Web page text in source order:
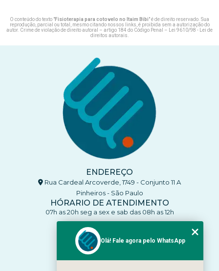
O conteúdo do texto "Fisioterapia para cotovelo no Itaim Bibi" é de direito reservado. Sua
reprodução, parcial ou total, mesmo citando nossos links, é proibida sem a autorização do
autor. Crime de violação de direito autoral – artigo 184 do Código Penal – Lei 9610/98 - Lei de
direitos autorais.
ENDEREÇO
Rua Cardeal Arcoverde, 1749 - Conjunto 11 A
Pinheiros - São Paulo
HÓRARIO DE ATENDIMENTO
07h as 20h seg a sex e sab das 08h as 12h
CONTATO
(11) 93770-4137
(11) 93770-4137
clinicaenleva5@gmail.com
Olá! Fale agora pelo WhatsApp